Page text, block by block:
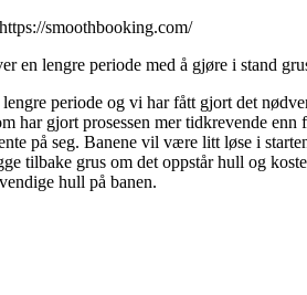
smoothbooking.com/
en lengre periode med å gjøre i stand
periode og vi har fått gjort det
har gjort prosessen mer tidkrevende
på seg. Banene vil være litt løse i
tilbake grus om det oppstår hull og
hull på banen.